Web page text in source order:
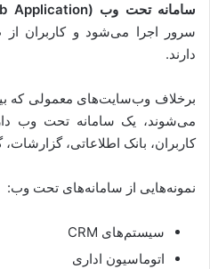
سامانه تحت وب (Web Application)
سرور اجرا می‌شود و کاربران
دارند.
برخلاف وب‌سایت‌های معمولی که
می‌شوند، یک سامانه تحت وب
کاربران، بانک اطلاعاتی،
نمونه‌هایی از سامانه‌های تحت وب:
سیستم‌های CRM
اتوماسیون اداری